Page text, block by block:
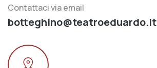
Contattaci via email
botteghino@teatroeduardo.it